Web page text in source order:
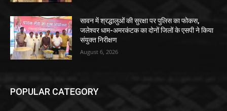
सावन में श्रद्धालुओं की सुरक्षा पर पुलिस का फोकस,
जलेश्वर धाम-अमरकंटक का दोनों जिलों के एसपी ने किया
संयुक्त निरीक्षण
August 6, 2026
POPULAR CATEGORY